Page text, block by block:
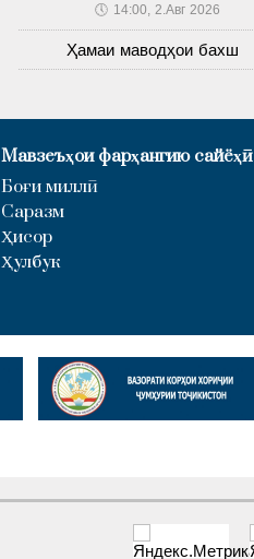
🕔 14:00, 2.Авг 2026
Ҳамаи маводҳои бахш
Мавзеъҳои фарҳангию сайёҳӣ
Боғи миллӣ
Саразм
Ҳисор
Ҳулбук